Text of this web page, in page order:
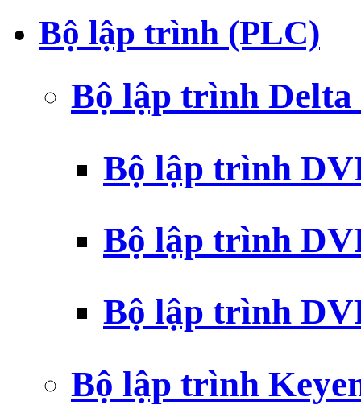
Bộ lập trình (PLC)
Bộ lập trình
Bộ lập trình
Bộ lập trình
Bộ lập trình
Bộ lập trình